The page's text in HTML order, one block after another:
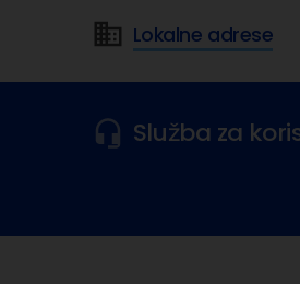
Lokalne adrese
Služba za